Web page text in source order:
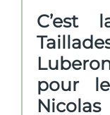
C’est
pour